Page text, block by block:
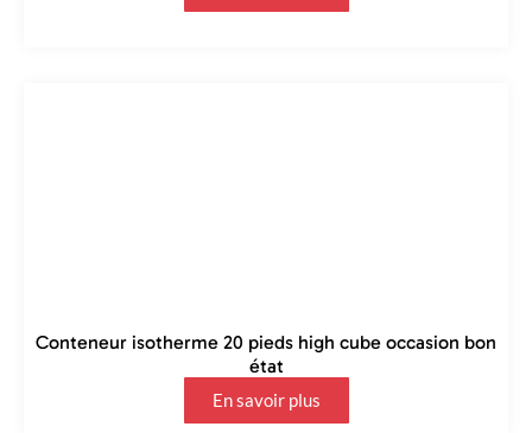
Conteneur isotherme 20 pieds high cube occasion bon
état
En savoir plus